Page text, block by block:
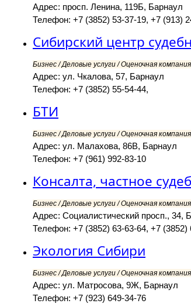
Адрес: просп. Ленина, 119Б, Барнаул
Телефон: +7 (3852) 53-37-19, +7 (913)
Сибирский центр
Бизнес / Деловые услуги / Оценочная
Адрес: ул. Чкалова, 57, Барнаул
Телефон: +7 (3852) 55-54-44,
БТИ
Бизнес / Деловые услуги / Оценочная
Адрес: ул. Малахова, 86В, Барнаул
Телефон: +7 (961) 992-83-10
Консалта, частное
Бизнес / Деловые услуги / Оценочная
Адрес: Социалистический просп., 34,
Телефон: +7 (3852) 63-63-64, +7 (3852)
Экология Сибири
Бизнес / Деловые услуги / Оценочная
Адрес: ул. Матросова, 9Ж, Барнаул
Телефон: +7 (923) 649-34-76